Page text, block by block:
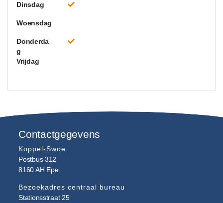
Dinsdag
Woensdag
Donderda
g
Vrijdag
Contactgegevens
Koppel-Swoe
Postbus 312
8160 AH Epe
Bezoekadres centraal bureau
Stationsstraat 25